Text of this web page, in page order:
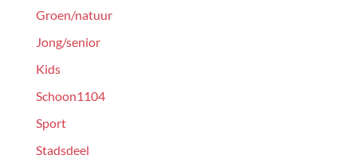
Groen/natuur
Jong/senior
Kids
Schoon1104
Sport
Stadsdeel